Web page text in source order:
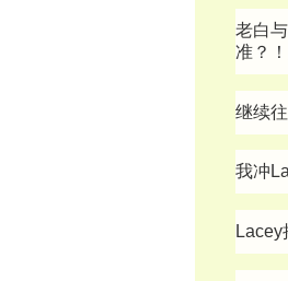
老白
准？
继续
我冲
Lacey